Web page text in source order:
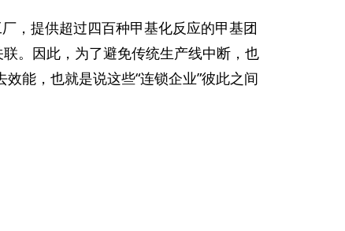
，提供超过四百种甲基化反应的甲基团
。因此，为了避免传统生产线中断，也
能，也就是说这些“连锁企业”彼此之间